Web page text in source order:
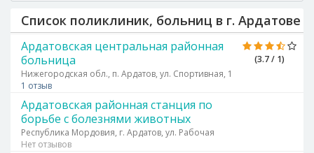
Список поликлиник, больниц в г. Ардатове
(3.7 / 1)
Ардатовская центральная районная
больница
Нижегородская обл., п. Ардатов, ул. Спортивная, 1
1 отзыв
Ардатовская районная станция по
борьбе с болезнями животных
Республика Мордовия, г. Ардатов, ул. Рабочая
Нет отзывов